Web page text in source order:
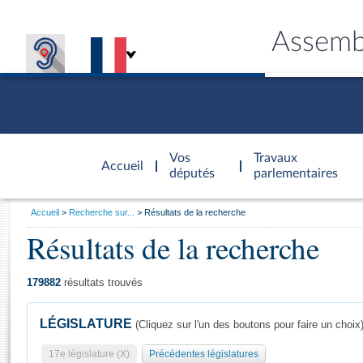
Accueil
d'accueil
Vos
députés
Travaux
parlementaires
Général
Vous
Accueil Recherche sur... Résultats de la recherche
Résultats de la recherche
179882 résultats trouvés
LÉGISLATURE (Cliquez sur l'un des boutons pour faire un choix)
17e législature (X) Précédentes législatures